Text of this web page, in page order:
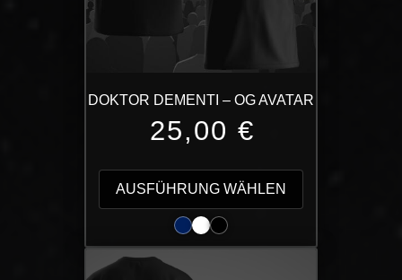
DOKTOR DEMENTI – OG AVATAR
25,00 €
AUSFÜHRUNG WÄHLEN
weist